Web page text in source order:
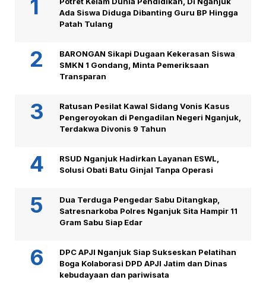
Ada Siswa Diduga Dibanting Guru BP Hingga
Patah Tulang
BARONGAN Sikapi Dugaan Kekerasan Siswa
SMKN 1 Gondang, Minta Pemeriksaan
Transparan
Ratusan Pesilat Kawal Sidang Vonis Kasus
Pengeroyokan di Pengadilan Negeri Nganjuk,
Terdakwa Divonis 9 Tahun
RSUD Nganjuk Hadirkan Layanan ESWL,
Solusi Obati Batu Ginjal Tanpa Operasi
Dua Terduga Pengedar Sabu Ditangkap,
Satresnarkoba Polres Nganjuk Sita Hampir 11
Gram Sabu Siap Edar
DPC APJI Nganjuk Siap Sukseskan Pelatihan
Boga Kolaborasi DPD APJI Jatim dan Dinas
kebudayaan dan pariwisata